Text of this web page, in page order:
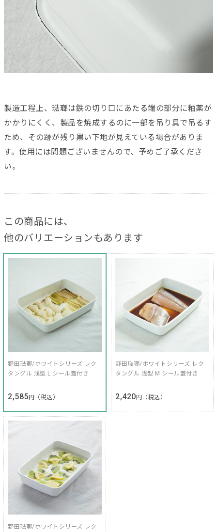
製造工程上、琺瑯は鉄の切り口にあたる端の部分に釉薬が
かかりにくく、製品を焼成するのに一部を吊り具で吊るす
ため、その跡が残り黒い下地が見えている場合がありま
す。使用には問題ございませんので、予めご了承くださ
い。
この商品には、
他のバリエーションもあります
野田琺瑯/ホワイトシリーズ レク
タングル 浅型 L シール蓋付き
2,585 円（税込）
野田琺瑯/ホワイトシリーズ レク
タングル 浅型 M シール蓋付き
2,420 円（税込）
野田琺瑯/ホワイトシリーズ レク